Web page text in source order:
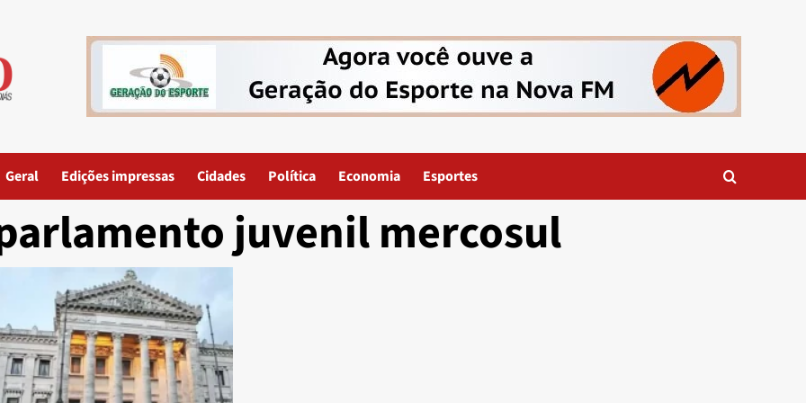
Geral Edições impressas Cidades Política Economia Esportes
juvenil mercosul